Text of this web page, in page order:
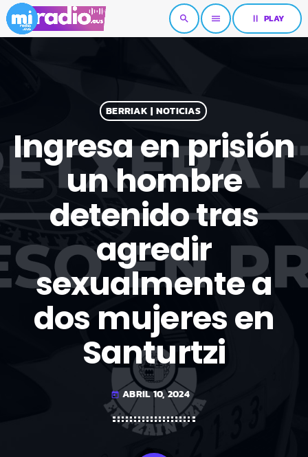
search menu pause PLAY
BERRIAK | NOTICIAS
Ingresa en prisión
un hombre
detenido tras
agredir
sexualmente a
dos mujeres en
Santurtzi
today ABRIL 10, 2024